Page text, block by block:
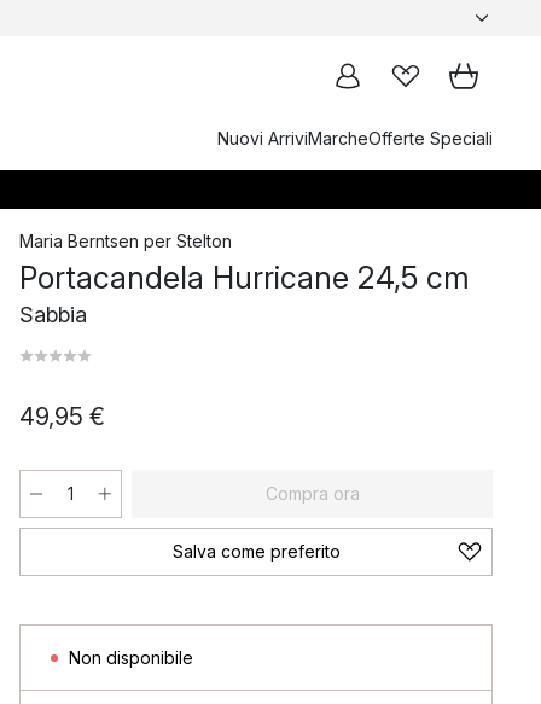
Nuovi ArriviMarcheOfferte Speciali
Maria Berntsen per Stelton
Portacandela Hurricane 24,5 cm
Sabbia
49,95 €
Compra ora
Salva come preferito
Non disponibile